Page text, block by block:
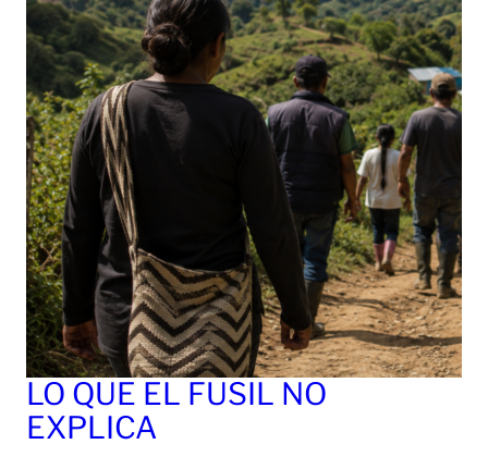
LO QUE EL FUSIL NO
EXPLICA